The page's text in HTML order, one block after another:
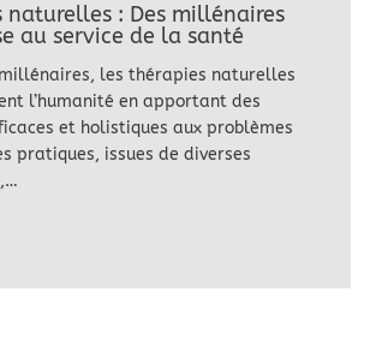
naturelles : Des millénaires
au service de la santé
les thérapies naturelles
l’humanité en apportant des
et holistiques aux problèmes
pratiques, issues de diverses